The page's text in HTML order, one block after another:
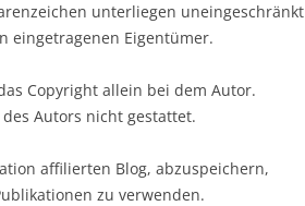
unterliegen uneingeschränkt
eingetragenen Eigentümer.
Copyright allein bei dem Autor.
Autors nicht gestattet.
affilierten Blog, abzuspeichern,
zu verwenden.